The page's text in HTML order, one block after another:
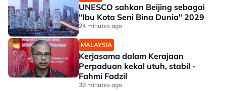
UNESCO sahkan Beijing sebagai
"Ibu Kota Seni Bina Dunia" 2029
24 minutes ago
MALAYSIA
Kerjasama dalam Kerajaan
Perpaduan kekal utuh, stabil -
Fahmi Fadzil
39 minutes ago